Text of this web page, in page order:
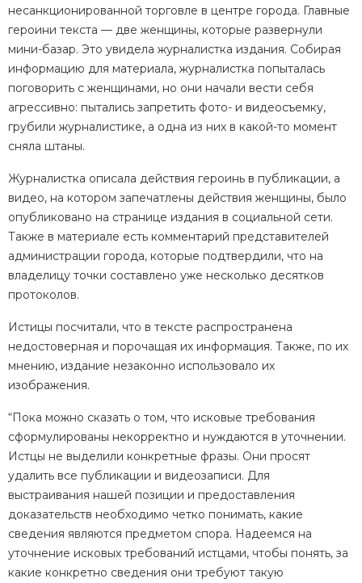
несанкционированной торговле в центре города. Главные
героини текста — две женщины, которые развернули
мини-базар. Это увидела журналистка издания. Собирая
информацию для материала, журналистка попыталась
поговорить с женщинами, но они начали вести себя
агрессивно: пытались запретить фото- и видеосъемку,
грубили журналистике, а одна из них в какой-то момент
сняла штаны.
Журналистка описала действия героинь в публикации, а
видео, на котором запечатлены действия женщины, было
опубликовано на странице издания в социальной сети.
Также в материале есть комментарий представителей
администрации города, которые подтвердили, что на
владелицу точки составлено уже несколько десятков
протоколов.
Истицы посчитали, что в тексте распространена
недостоверная и порочащая их информация. Также, по их
мнению, издание незаконно использовало их
изображения.
“Пока можно сказать о том, что исковые требования
сформулированы некорректно и нуждаются в уточнении.
Истцы не выделили конкретные фразы. Они просят
удалить все публикации и видеозаписи. Для
выстраивания нашей позиции и предоставления
доказательств необходимо четко понимать, какие
сведения являются предметом спора. Надеемся на
уточнение исковых требований истцами, чтобы понять, за
какие конкретно сведения они требуют такую